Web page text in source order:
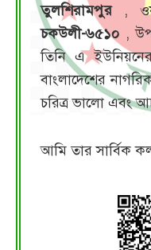
তুলশিরামপুর ,
চকউলী-৬৫১০ ,
তিনি এ
বাংলাদেশের
চরিত্র ভালো এবং
আমি তার সার্বিক